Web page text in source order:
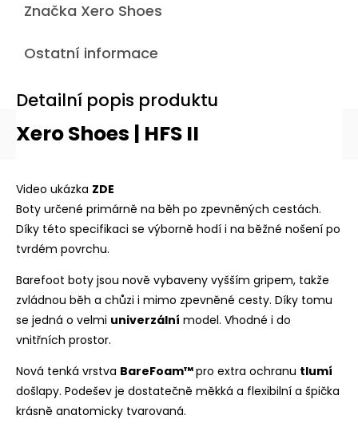
Značka Xero Shoes
Ostatní informace
Detailní popis produktu
Xero Shoes | HFS II
Video ukázka ZDE
Boty určené primárně na běh po zpevněných cestách.
Díky této specifikaci se výborně hodí i na běžné nošení po
tvrdém povrchu.
Barefoot boty jsou nově vybaveny vyšším gripem, takže
zvládnou běh a chůzi i mimo zpevněné cesty. Díky tomu
se jedná o velmi univerzální model. Vhodné i do
vnitřních prostor.
Nová tenká vrstva BareFoam™pro extra ochranu tlumí
došlapy. Podešev je dostatečně měkká a flexibilní a špička
krásně anatomicky tvarovaná.